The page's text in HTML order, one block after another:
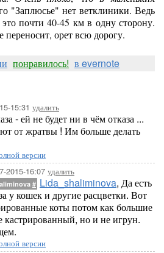
"Заплюсье" нет ветклиники. Ведь
почти 40-45 км в одну сторону.
орет всю дорогу.
понравилось! в evernote
15:31 удалить
- ей не будет ни в чём отказа ...
от жратвы ! Им больше делать
версии
2015-16:07 удалить
# Lida_shaliminova, Да есть
у кошек и другие расцветки. Вот
коты потом как большие
кастрированный, но и не игрун.
версии